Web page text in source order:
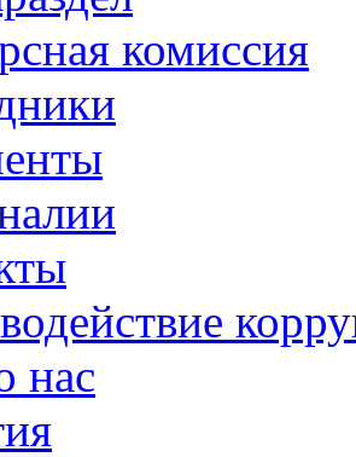
комиссия
нас